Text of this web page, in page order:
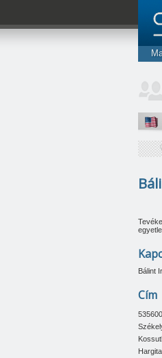
Bálint
Cím
535600